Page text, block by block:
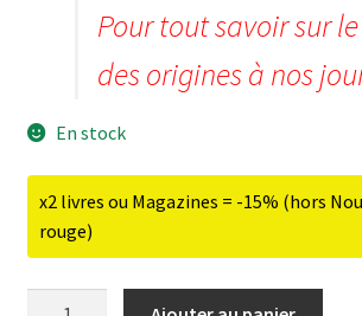
Pour tout savoir sur
des origines à nos
En stock
x2 livres ou Magazines = -15% (hors
rouge)